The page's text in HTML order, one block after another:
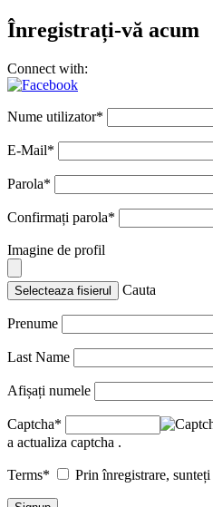
Înregistrați-vă acum
Connect with:
Nume utilizator*
E-Mail*
Parola*
Confirmați parola*
Imagine de profil
Selecteaza fisierul Cauta
Prenume
Last Name
Afișați numele
Captcha*
a actualiza captcha .
Terms* Prin înregistrare,